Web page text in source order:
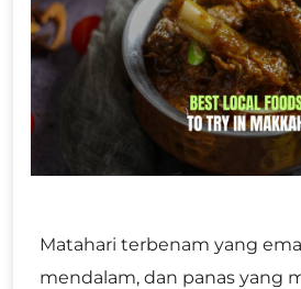
Matahari terbenam yang
mendalam, dan panas yang